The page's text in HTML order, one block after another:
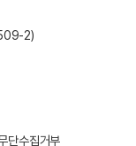
2)
단수집거부